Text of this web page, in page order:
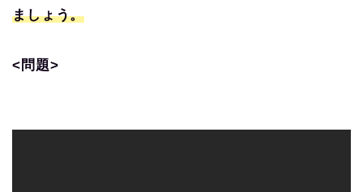
ましょう。
<問題>